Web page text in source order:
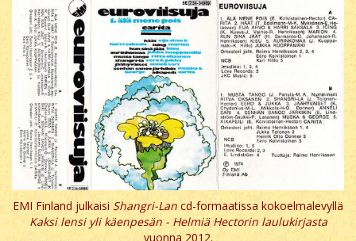
EMI Finland julkaisi Shangri-Lan cd-formaatissa kokoelmalevyllä
Kaksi lensi yli käenpesän - Helmiä Hectorin laulukirjasta
vuonna 2012.